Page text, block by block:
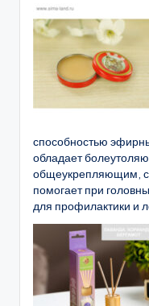
способностью
обладает
общеукрепляющим,
помогает при
для профилактики и